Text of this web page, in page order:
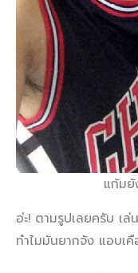
แก้มยั
อ่ะ! ตามรูปเลยครับ เ
ทำไมมันยากจัง แอบเ